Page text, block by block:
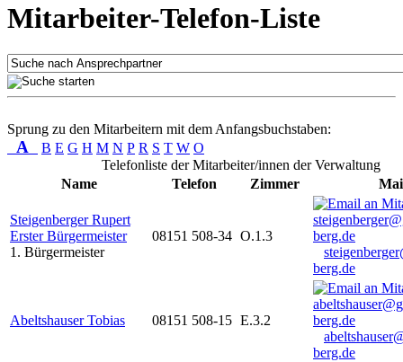
Mitarbeiter-Telefon-Liste
Sprung zu den Mitarbeitern mit dem Anfangsbuchstaben:
A B E G H M N P R S T W O
Telefonliste der Mitarbeiter/innen der Verwaltung
Name
Telefon Zimmer
Steigenberger Rupert
Erster Bürgermeister
1. Bürgermeister
08151 508-34 O.1.3
berg.de
Abeltshauser Tobias 08151 508-15 E.3.2
berg.de